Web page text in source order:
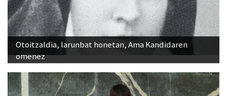
Otoitzaldia, larunbat honetan, Ama Kandidaren
omenez